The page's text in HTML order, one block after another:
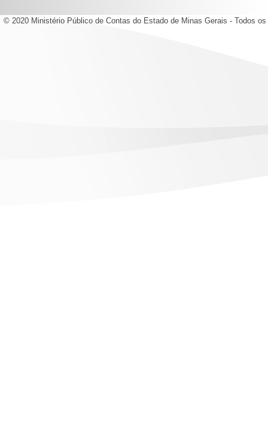
© 2020 Ministério Público de Contas do Estado de Minas Gerais - Todos